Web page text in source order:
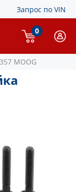
Запрос по VIN
0
MOOG